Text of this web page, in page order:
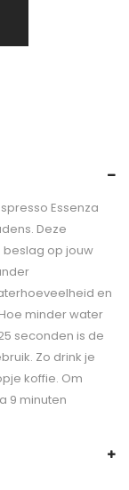
Essenza
Deze
beslag op jouw
en
minder water
seconden is de
Zo drink je
koffie. Om
9 minuten